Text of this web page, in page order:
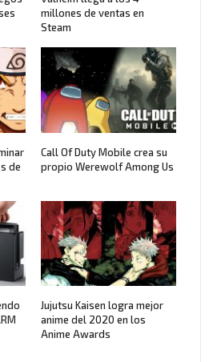
millones de ventas en
Steam
de
Call Of Duty Mobile crea su
propio Werewolf Among Us
Jujutsu Kaisen logra mejor
anime del 2020 en los
Anime Awards